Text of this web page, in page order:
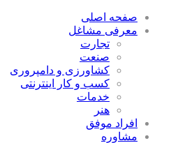
صفحه اصلی
معرفی مشاغل
تجارت
صنعت
كشاورزی و دامپروری
كسب و كار اينترنتی
خدمات
هنر
افراد موفق
مشاوره